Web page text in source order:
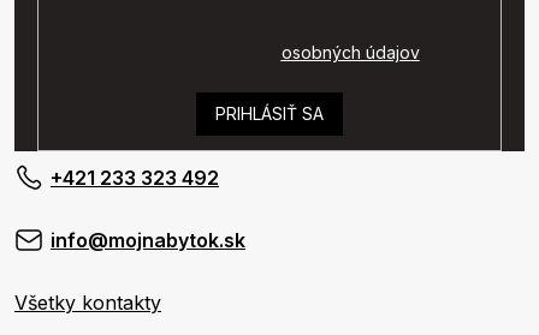
osobných údajov.
PRIHLÁSIŤ SA
+421 233 323 492
info@mojnabytok.sk
Všetky kontakty